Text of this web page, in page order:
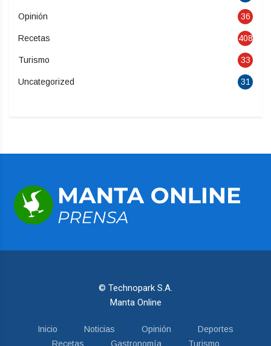
Opinión 36
Recetas 408
Turismo 33
Uncategorized 31
© Technopark S.A.
Manta Online
Inicio Noticias Opinión
Deportes
Recetas
Gastronomía Turismo